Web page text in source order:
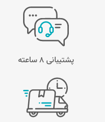
پشتیبانی 8 ساعته